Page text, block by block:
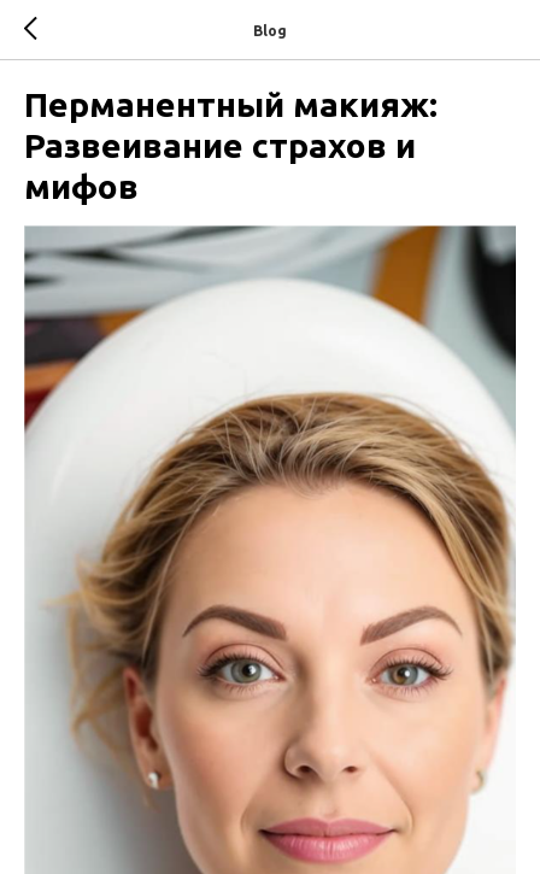
Blog
Перманентный макияж:
Развеивание страхов и
мифов